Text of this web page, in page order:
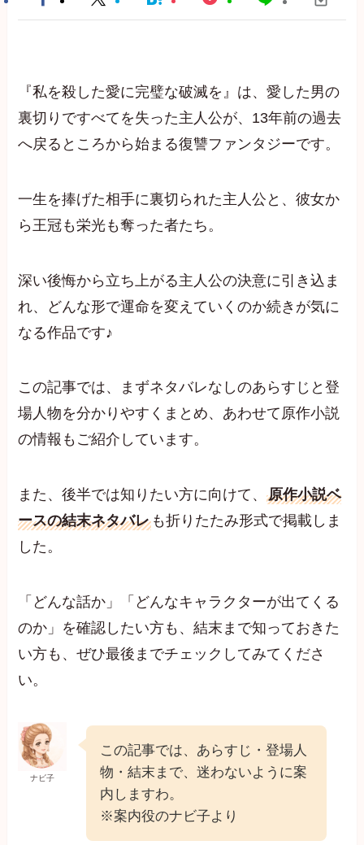
『私を殺した愛に完璧な破滅を』は、愛した男の
裏切りですべてを失った主人公が、13年前の過去
へ戻るところから始まる復讐ファンタジーです。
一生を捧げた相手に裏切られた主人公と、彼女か
ら王冠も栄光も奪った者たち。
深い後悔から立ち上がる主人公の決意に引き込ま
れ、どんな形で運命を変えていくのか続きが気に
なる作品です♪
この記事では、まずネタバレなしのあらすじと登
場人物を分かりやすくまとめ、あわせて原作小説
の情報もご紹介しています。
また、後半では知りたい方に向けて、原作小説ベ
ースの結末ネタバレ も折りたたみ形式で掲載しま
した。
「どんな話か」「どんなキャラクターが出てくる
のか」を確認したい方も、結末まで知っておきた
い方も、ぜひ最後までチェックしてみてくださ
い。
ナビ子
この記事では、あらすじ・登場人
物・結末まで、迷わないように案
内しますわ。
※案内役のナビ子より